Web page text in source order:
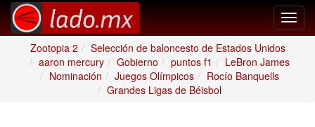
Zootopia 2
Selección de baloncesto de Estados Unidos
aaron mercury
Gobierno puntos f1
LeBron James
Nominación
Juegos Olímpicos
Rocío Banquells
Grandes Ligas de Béisbol